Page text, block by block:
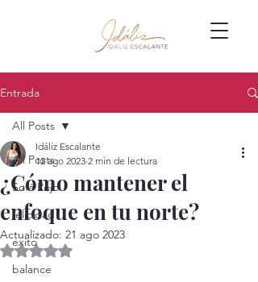
Entrada
All Posts
Sofá Rojo
felicidad
exito
balance
All Posts
¿Cómo mantener el
enfoque en tu norte?
Idáliz Escalante
12 ago 2023 2 min de lectura
Actualizado: 21 ago 2023
Obtuvo NaN de 5 estrellas.